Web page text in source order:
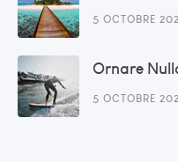
5 OCTOBRE
Ornare
5 OCTOBRE